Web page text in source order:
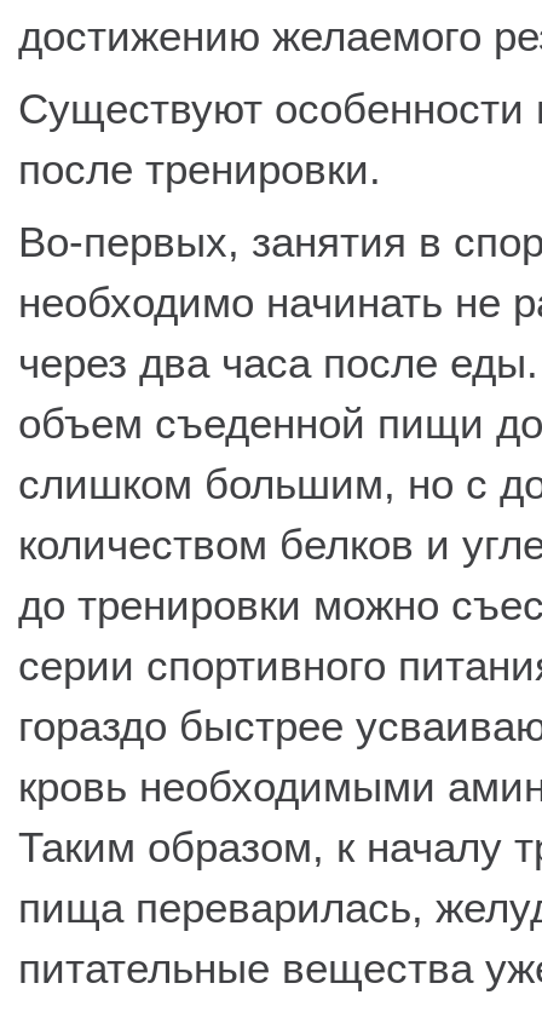
достижению желаемого
Существуют особенности
после тренировки.
Во-первых, занятия в
необходимо начинать не
через два часа после
объем съеденной пищи
слишком большим, но с
количеством белков и
до тренировки можно
серии спортивного
гораздо быстрее
кровь необходимыми
Таким образом, к началу
пища переварилась,
питательные вещества